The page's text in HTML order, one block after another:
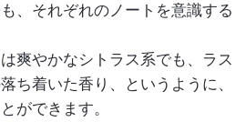
、それぞれのノートを意識する
爽やかなシトラス系でも、ラス
ち着いた香り、というように、
ができます。